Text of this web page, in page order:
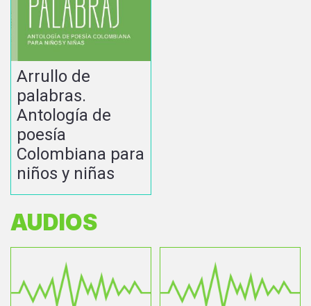
Arrullo de
palabras.
Antología de
poesía
Colombiana para
niños y niñas
AUDIOS